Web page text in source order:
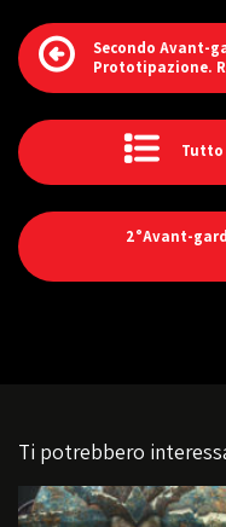
Secondo Avant-
Prototipazione.
Tutto
2°Avant-
Ti potrebbero